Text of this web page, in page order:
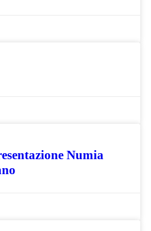
Numia